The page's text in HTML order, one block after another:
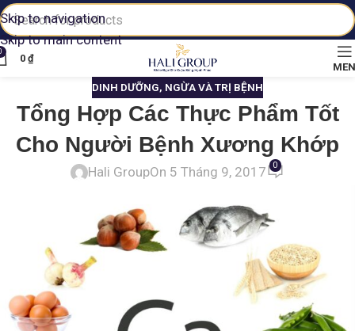
Skip to navigation
Skip to main content
0 ₫
DINH DƯỠNG, NGỪA VÀ TRỊ BỆNH
Tổng Hợp Các Thực Phẩm Tốt
Cho Người Bệnh Xương Khớp
Hali GroupOn 5 Tháng 9, 2017 0